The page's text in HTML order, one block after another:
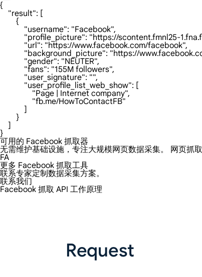
{
    "result": [
        {
            "username": "Facebook",
"profile_picture": "https://
            "url": "https://www.facebook.com/facebook",
"background_picture": "https://
            "gender": "NEUTER",
            "fans": "155M followers",
            "user_signature": "",
            "user_profile_list_web_show": [
                "Page | Internet company",
                "fb.me/HowToContactFB"
            ]
        }
    ]
}
可用的 Facebook 抓取器
无需维护基础设施，专注大规模网页数据采集。 网页抓
FA
更多 Facebook 抓取工具
联系专家定制数据采集方案。
联系我们
Facebook 抓取 API 工作原理